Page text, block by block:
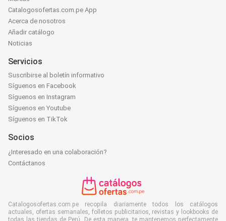
Catalogosofertas.com.pe App
Acerca de nosotros
Añadir catálogo
Noticias
Servicios
Suscribirse al boletín informativo
Síguenos en Facebook
Síguenos en Instagram
Síguenos en Youtube
Síguenos en TikTok
Socios
¿Interesado en una colaboración?
Contáctanos
Catalogosofertas.com.pe recopila diariamente todos los catálogos
actuales, ofertas semanales, folletos publicitarios, revistas y lookbooks de
todas las tiendas de Perú. De esta manera, te mantenemos perfectamente